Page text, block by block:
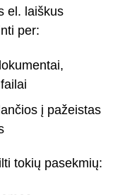
el. laiškus
per:
į pažeistas
tokių pasekmių: